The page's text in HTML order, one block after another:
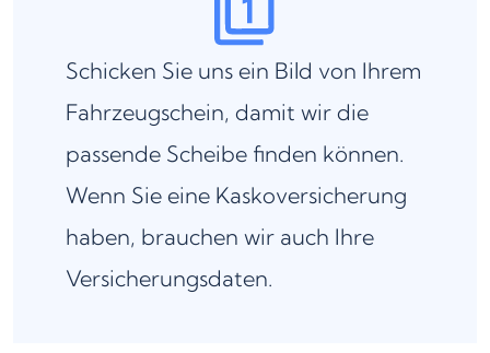
Schicken Sie uns ein Bild von Ihrem
Fahrzeugschein, damit wir die
passende Scheibe finden können.
Wenn Sie eine Kaskoversicherung
haben, brauchen wir auch Ihre
Versicherungsdaten.